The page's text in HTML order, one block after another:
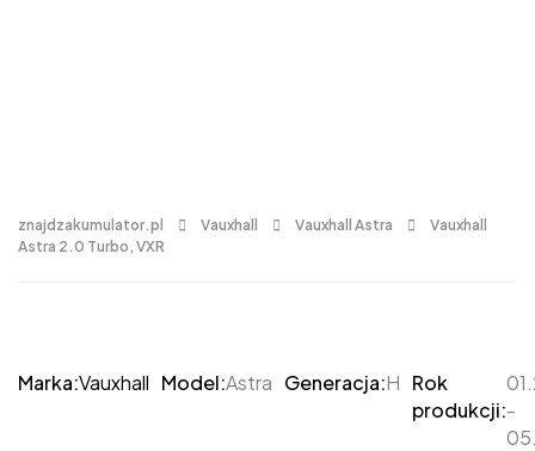
znajdzakumulator.pl Vauxhall Vauxhall Astra
Vauxhall
Astra 2.0 Turbo, VXR
Marka:Vauxhall Model:Astra Generacja:H Rok
produkcji:-